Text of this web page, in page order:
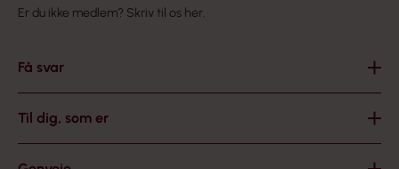
Er du ikke medlem? Skriv til os her.
Få svar
Til dig, som er